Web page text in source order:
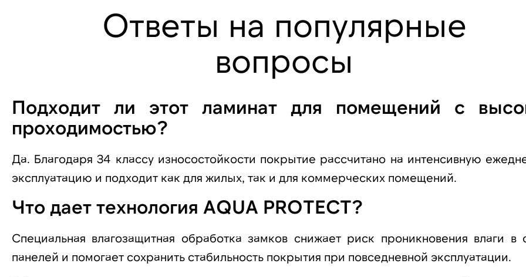
Ответы на популярные
вопросы
Подходит ли этот ламинат для помещений с
проходимостью?
Да. Благодаря 34 классу износостойкости покрытие рассчитано на интенсивную
эксплуатацию и подходит как для жилых, так и для коммерческих помещений.
Что дает технология AQUA PROTECT?
Специальная влагозащитная обработка замков снижает риск проникновения влаги в
панелей и помогает сохранить стабильность покрытия при повседневной эксплуатации.